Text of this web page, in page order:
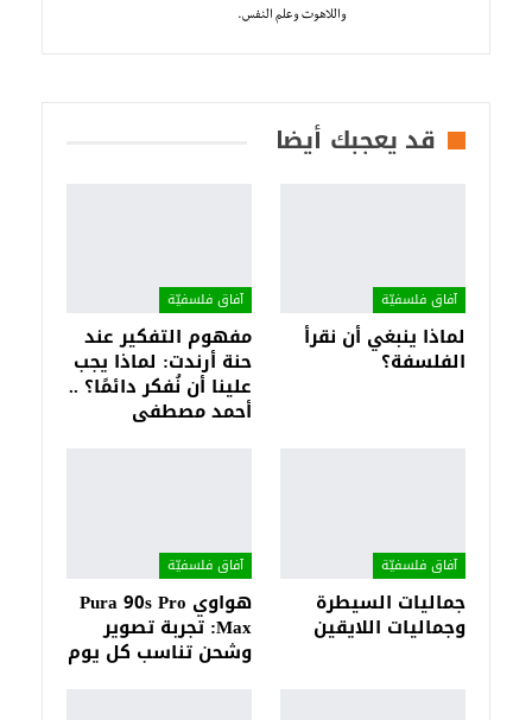
واللاهوت وعلم النفس.
قد يعجبك أيضا
آفاق فلسفيّة‎
لماذا ينبغي أن نقرأ
الفلسفة؟
آفاق فلسفيّة‎
مفهوم التفكير عند
حنة أرندت: لماذا يجب
علينا أن نُفكر دائمًا؟ ..
أحمد مصطفى
آفاق فلسفيّة‎
جماليات السيطرة
وجماليات اللايقين
آفاق فلسفيّة‎
هواوي Pura 90s Pro
Max: تجربة تصوير
وشحن تناسب كل يوم